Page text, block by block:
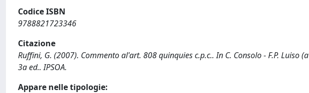
Codice ISBN
9788821723346
Citazione
Ruffini, G. (2007). Commento al'art. 808 quinquies c.p.c.. In C. Consolo - F.P. Luiso
3a ed.. IPSOA.
Appare nelle tipologie: